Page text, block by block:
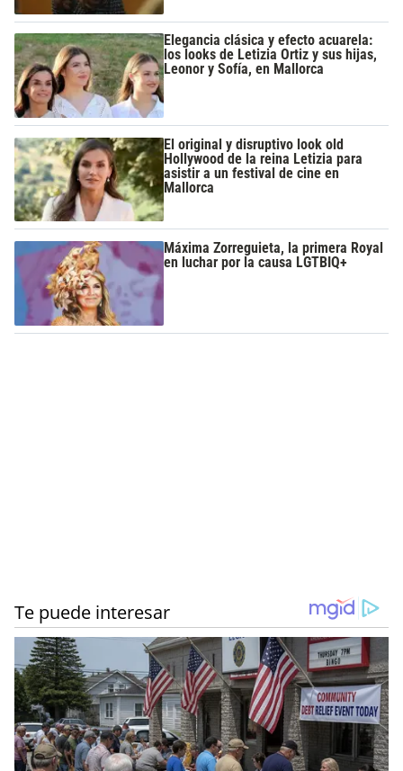
Elegancia clásica y efecto acuarela:
los looks de Letizia Ortiz y sus hijas,
Leonor y Sofía, en Mallorca
El original y disruptivo look old
Hollywood de la reina Letizia para
asistir a un festival de cine en
Mallorca
Máxima Zorreguieta, la primera Royal
en luchar por la causa LGTBIQ+